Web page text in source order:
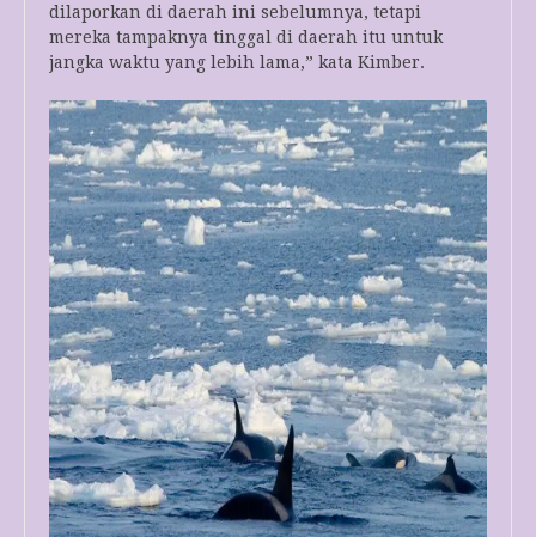
dilaporkan di daerah ini sebelumnya, tetapi
mereka tampaknya tinggal di daerah itu untuk
jangka waktu yang lebih lama,” kata Kimber.